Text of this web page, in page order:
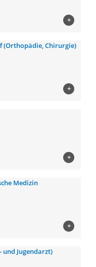
+
(Orthopädie, Chirurgie)
+
+
Medizin
+
und Jugendarzt)